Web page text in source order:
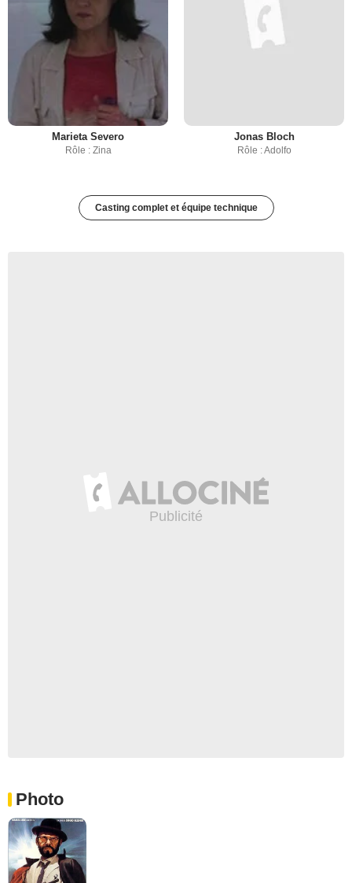
Marieta Severo
Rôle : Zina
Jonas Bloch
Rôle : Adolfo
Casting complet et équipe technique
Photo